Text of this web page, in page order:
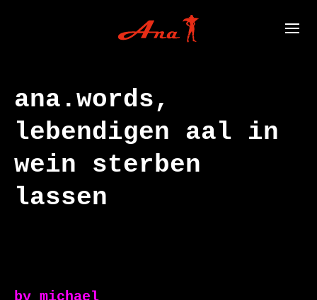
ana.words,
lebendigen aal in
wein sterben
lassen